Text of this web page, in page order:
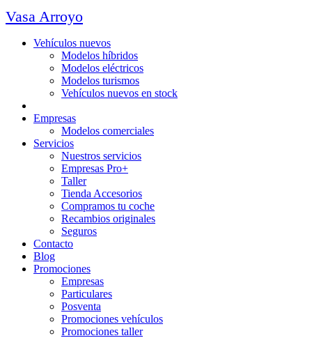
Vasa Arroyo
Vehículos nuevos
Modelos híbridos
Modelos eléctricos
Modelos turismos
Vehículos nuevos en stock
Empresas
Modelos comerciales
Servicios
Nuestros servicios
Empresas Pro+
Taller
Tienda Accesorios
Compramos tu coche
Recambios originales
Seguros
Contacto
Blog
Promociones
Empresas
Particulares
Posventa
Promociones vehículos
Promociones taller